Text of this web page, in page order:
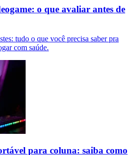
o que avaliar antes de
tudo o que você precisa saber pra
com saúde.
para coluna: saiba como